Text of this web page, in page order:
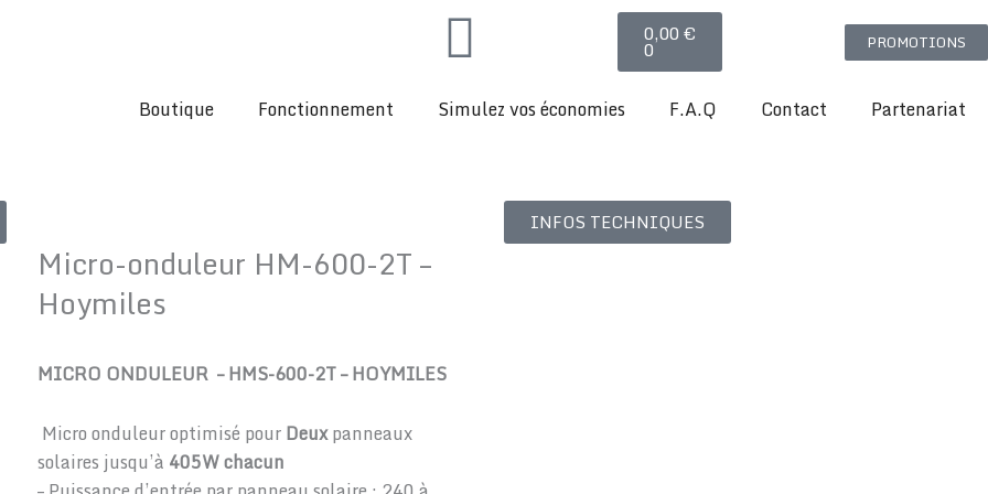
0,00 €
0
Panier
PROMOTIONS
Boutique Fonctionnement Simulez vos économies F.A.Q Contact Partenariat
INFOS TECHNIQUES
Micro-onduleur HM-600-2T –
Hoymiles
MICRO ONDULEUR – HMS-600-2T – HOYMILES
Micro onduleur optimisé pourDeuxpanneaux
solaires jusqu’à 405W chacun